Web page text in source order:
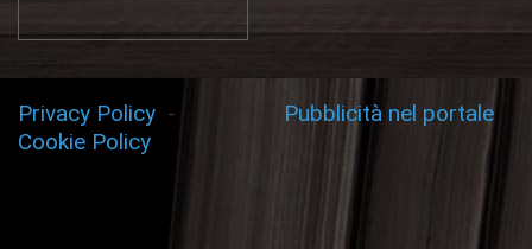
Privacy Policy -
Cookie Policy
Pubblicità nel portale